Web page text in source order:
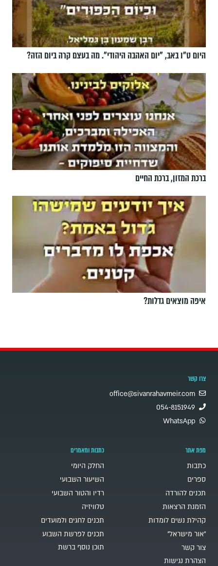
היום ט"ו באב, ”יום האהבה היהודי". מה בעצם קרה ביום הזה?
ברכת המזון, ברכת החיים
איפה מוצאים גדלות?
צרו קשר
office@sivanrahavmeir.com
054-8151949
WhatsApp
מפת אתר
כתבות
ספרים
תכנים להורדה
הזמנת הרצאות
קהילת נשים לומדות
"אור מישראל"
צור קשר
הצהרת נגישות
כתבות ומאמרים
החלק היומי
השיעור השבועי
רדיו והטור השבועי
טלוויזיה
תכנים לחגים ולמועדים
תכנים לפרשת השבוע
תוכן נוסף ברשת